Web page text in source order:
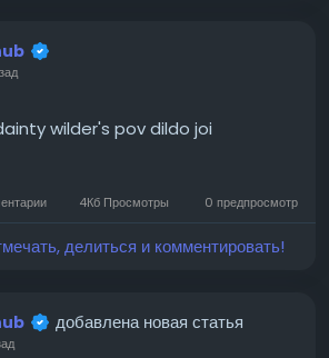
wilder's pov dildo joi
Play
4Кб Просмотры 0 предпросмотр
делиться и комментировать!
добавлена новая статья